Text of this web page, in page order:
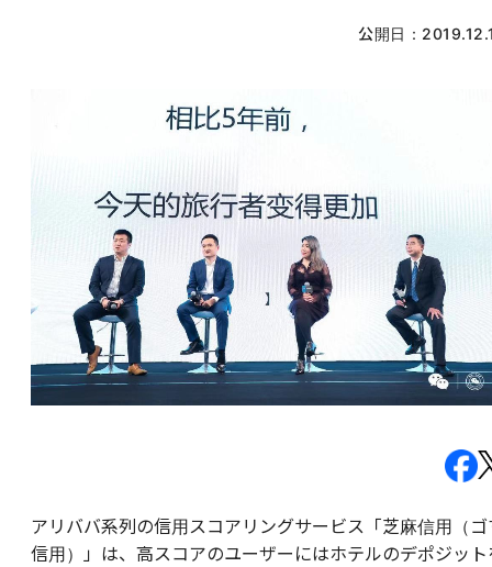
公開日：
アリババ系列の信用スコアリングサービス「芝麻信用（ゴ
信用）」は、高スコアのユーザーにはホテルのデポジット